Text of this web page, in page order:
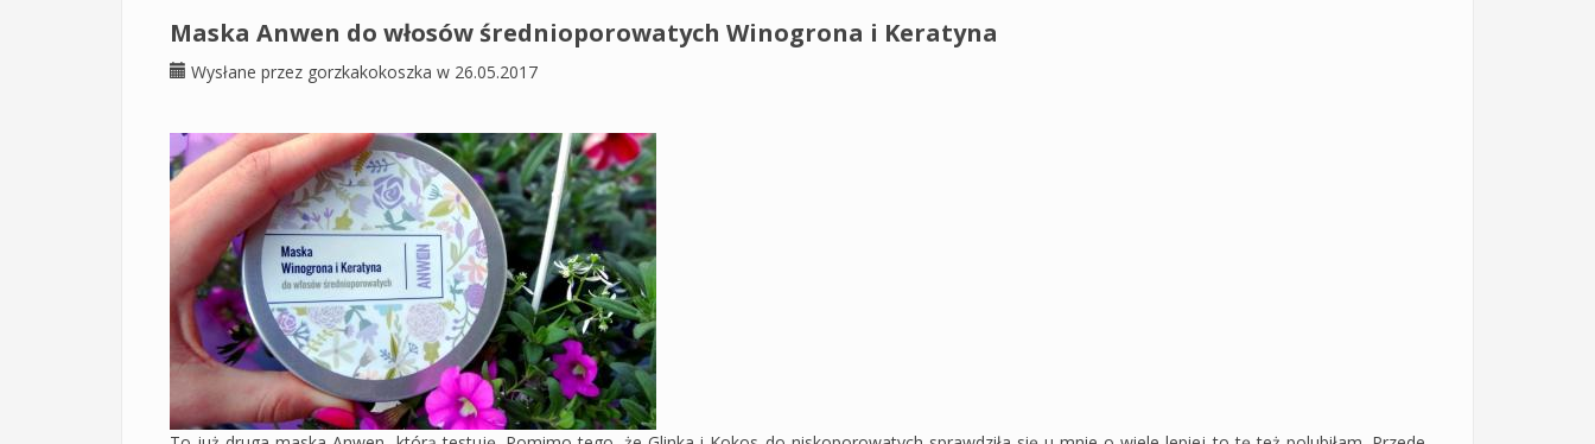
Maska Anwen do włosów średnioporowatych Winogrona i Keratyna
Wysłane przez gorzkakokoszka w 26.05.2017